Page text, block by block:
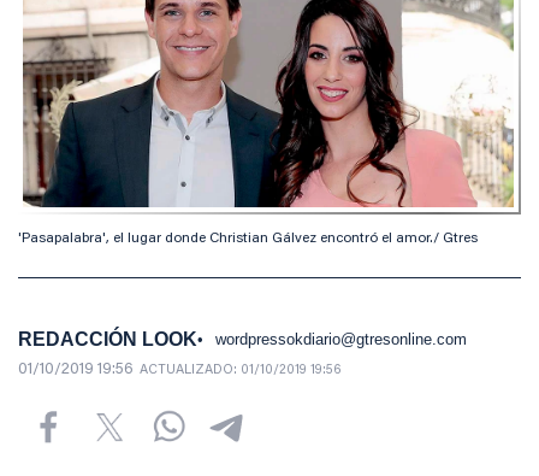
'Pasapalabra', el lugar donde Christian Gálvez encontró el amor./ Gtres
REDACCIÓN LOOK wordpressokdiario@gtresonline.com
01/10/2019 19:56 ACTUALIZADO: 01/10/2019 19:56